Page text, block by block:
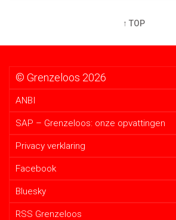
↑ TOP
© Grenzeloos 2026
ANBI
SAP – Grenzeloos: onze opvattingen
Privacy verklaring
Facebook
Bluesky
RSS Grenzeloos